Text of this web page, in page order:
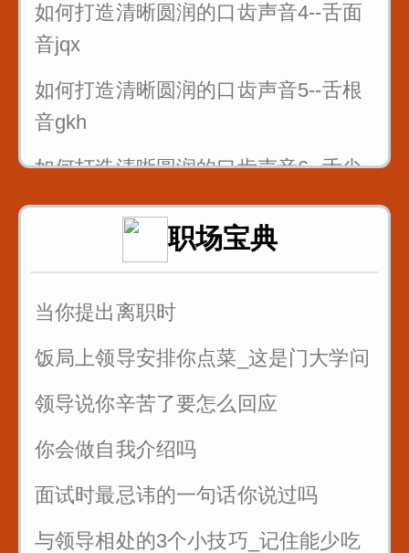
如何打造清晰圆润的口齿声音4--舌面
音jqx
如何打造清晰圆润的口齿声音5--舌根
音gkh
如何打造清晰圆润的口齿声音6--舌尖
前后音zcszhchshr
4_舌面音jqx_漆匠和锡匠
职场宝典
当你提出离职时
饭局上领导安排你点菜_这是门大学问
领导说你辛苦了要怎么回应
你会做自我介绍吗
面试时最忌讳的一句话你说过吗
与领导相处的3个小技巧_记住能少吃